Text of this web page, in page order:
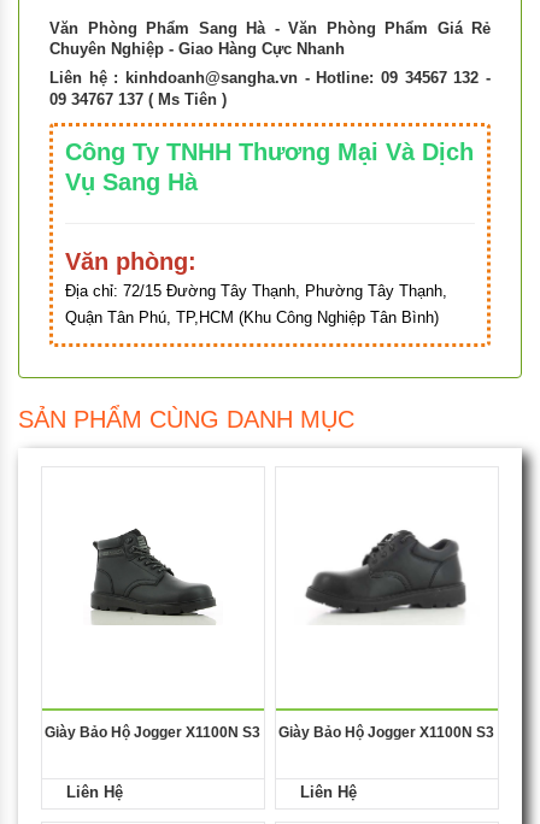
Văn Phòng Phẩm Sang Hà - Văn Phòng Phẩm Giá Rẻ
Chuyên Nghiệp - Giao Hàng Cực Nhanh
Liên hệ : kinhdoanh@sangha.vn - Hotline: 09 34567 132 -
09 34767 137 ( Ms Tiên )
Công Ty TNHH Thương Mại Và Dịch
Vụ Sang Hà
Văn phòng:
Địa chỉ: 72/15 Đường Tây Thạnh, Phường Tây Thạnh,
Quận Tân Phú, TP,HCM (Khu Công Nghiệp Tân Bình)
SẢN PHẨM CÙNG DANH MỤC
Giày Bảo Hộ Jogger X1100N S3
Liên Hệ
Giày Bảo Hộ Jogger X1100N S3
Liên Hệ